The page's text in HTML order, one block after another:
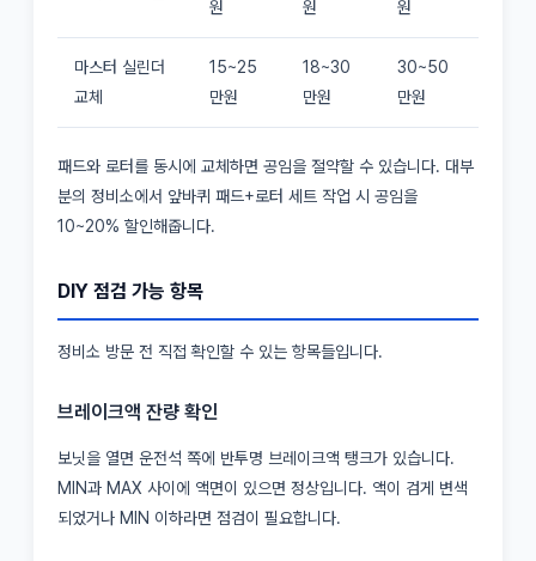
원
원
원
마스터 실린더
교체
15~25
만원
18~30
만원
30~50
만원
패드와 로터를 동시에 교체하면 공임을 절약할 수 있습니다. 대부
분의 정비소에서 앞바퀴 패드+로터 세트 작업 시 공임을
10~20% 할인해줍니다.
DIY 점검 가능 항목
정비소 방문 전 직접 확인할 수 있는 항목들입니다.
브레이크액 잔량 확인
보닛을 열면 운전석 쪽에 반투명 브레이크액 탱크가 있습니다.
MIN과 MAX 사이에 액면이 있으면 정상입니다. 액이 검게 변색
되었거나 MIN 이하라면 점검이 필요합니다.